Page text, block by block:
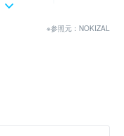
※参照元：NOKIZAL